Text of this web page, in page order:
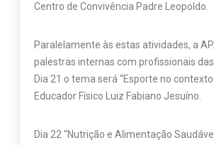
Centro de Convivência Padre Leopoldo.
Paralelamente às estas atividades, a
palestras internas com profissionais
Dia 21 o tema será “Esporte no
Educador Físico Luiz Fabiano Jesuíno.
Dia 22 “Nutrição e Alimentação